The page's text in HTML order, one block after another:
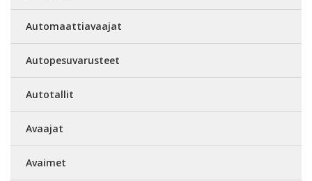
Automaattiavaajat
Autopesuvarusteet
Autotallit
Avaajat
Avaimet